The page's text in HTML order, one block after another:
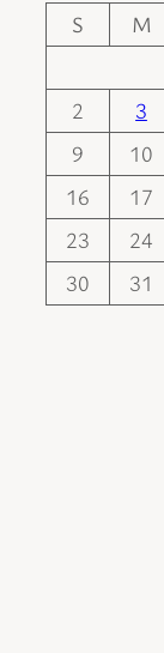
S
M
2
3
9
10
16
17
23
24
30
31